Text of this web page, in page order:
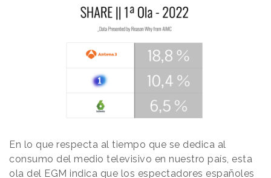
En lo que respecta al tiempo que se dedica al
consumo del medio televisivo en nuestro país, esta
ola del EGM indica que los espectadores españoles